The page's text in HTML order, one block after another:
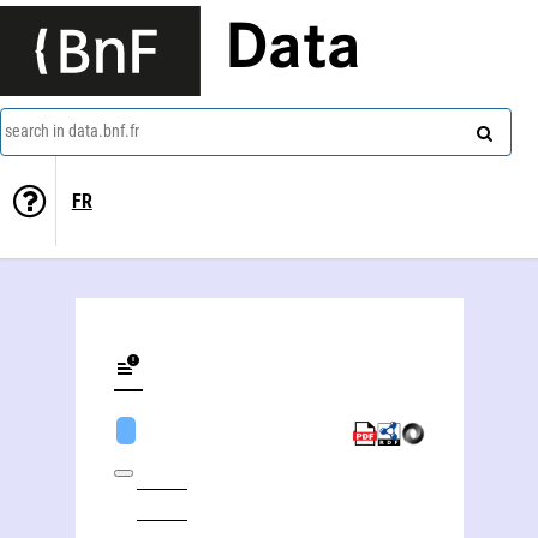
Data
search in data.bnf.fr
FR